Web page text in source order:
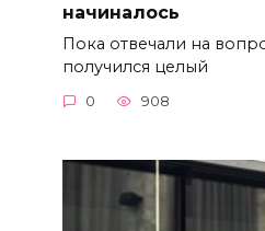
начиналось
Пока отвечали на
получился целый
0 908